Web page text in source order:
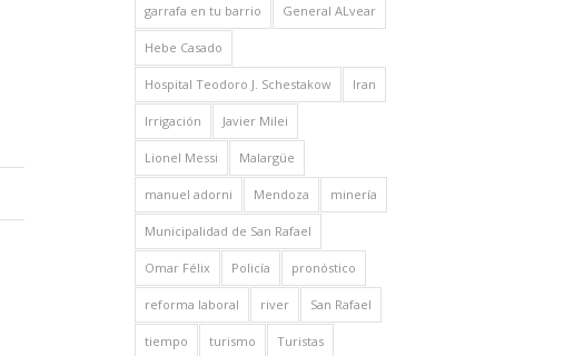
garrafa en tu barrio General ALvear
Hebe Casado
Hospital Teodoro J. Schestakow Iran
Irrigación Javier Milei
Lionel Messi Malargüe
manuel adorni Mendoza minería
Municipalidad de San Rafael
Omar Félix Policía pronóstico
reforma laboral river San Rafael
tiempo turismo Turistas